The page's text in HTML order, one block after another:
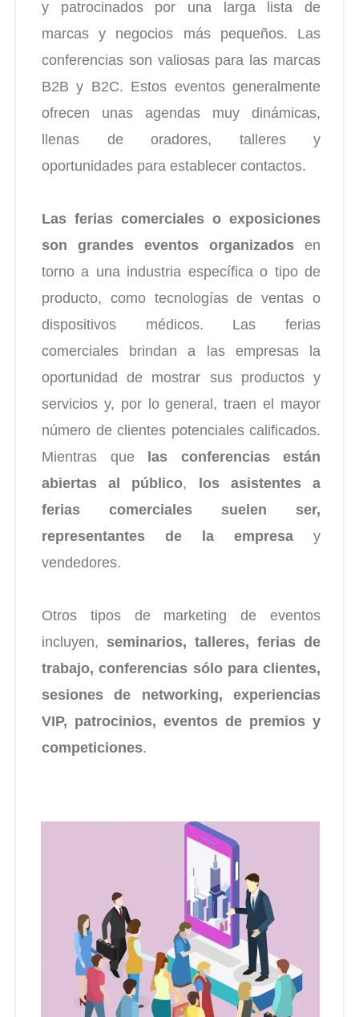
y patrocinados por una larga lista de
marcas y negocios más pequeños. Las
conferencias son valiosas para las marcas
B2B y B2C. Estos eventos generalmente
ofrecen unas agendas muy dinámicas,
llenas de oradores, talleres y
oportunidades para establecer contactos.
Las ferias comerciales o exposiciones
son grandes eventos organizados en
torno a una industria específica o tipo de
producto, como tecnologías de ventas o
dispositivos médicos. Las ferias
comerciales brindan a las empresas la
oportunidad de mostrar sus productos y
servicios y, por lo general, traen el mayor
número de clientes potenciales calificados.
Mientras que las conferencias están
abiertas al público, los asistentes a
ferias comerciales suelen ser,
representantes de la empresa y
vendedores.
Otros tipos de marketing de eventos
incluyen, seminarios, talleres, ferias de
trabajo, conferencias sólo para clientes,
sesiones de networking, experiencias
VIP, patrocinios, eventos de premios y
competiciones.